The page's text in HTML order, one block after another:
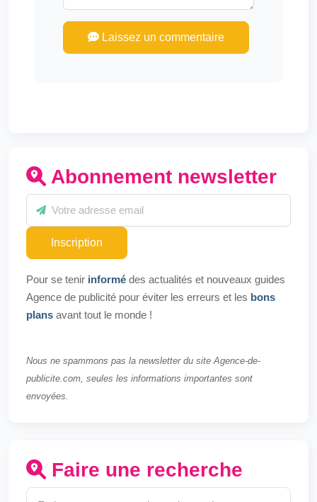
Laissez un commentaire
Abonnement newsletter
Inscription
Pour se tenir informé des actualités et nouveaux guides
Agence de publicité pour éviter les erreurs et les bons
plans avant tout le monde !
Nous ne spammons pas la newsletter du site Agence-de-
publicite.com, seules les informations importantes sont
envoyées.
Faire une recherche